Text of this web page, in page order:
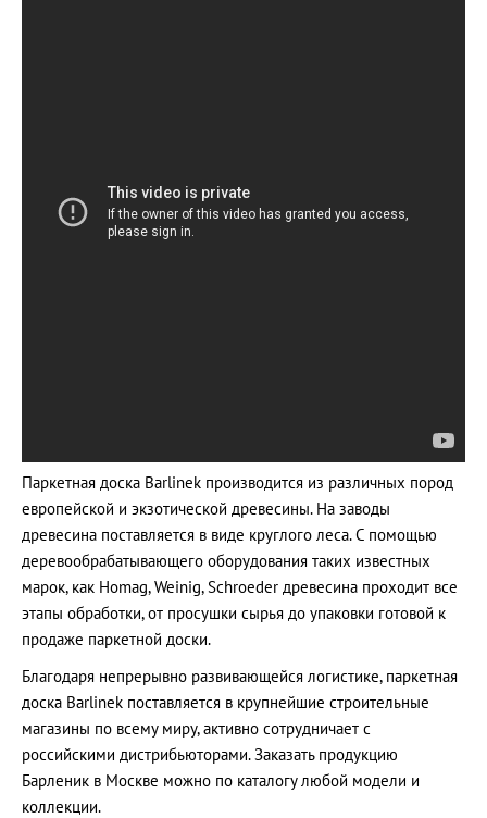
Паркетная доска Barlinek производится из различных пород
европейской и экзотической древесины. На заводы
древесина поставляется в виде круглого леса. С помощью
деревообрабатывающего оборудования таких известных
марок, как Homag, Weinig, Schroeder древесина проходит все
этапы обработки, от просушки сырья до упаковки готовой к
продаже паркетной доски.
Благодаря непрерывно развивающейся логистике, паркетная
доска Barlinek поставляется в крупнейшие строительные
магазины по всему миру, активно сотрудничает с
российскими дистрибьюторами. Заказать продукцию
Барленик в Москве можно по каталогу любой модели и
коллекции.